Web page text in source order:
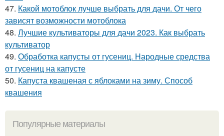
47. Какой мотоблок лучше выбрать для дачи. От чего
зависят возможности мотоблока
48. Лучшие культиваторы для дачи 2023. Как выбрать
культиватор
49. Обработка капусты от гусениц. Народные средства
от гусениц на капусте
50. Капуста квашеная с яблоками на зиму. Способ
квашения
Популярные материалы